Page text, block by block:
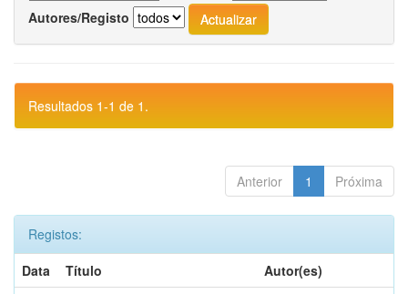
Autores/Registo
Resultados 1-1 de 1.
Anterior 1 Próxima
Registos:
Data
Título
Autor(es)